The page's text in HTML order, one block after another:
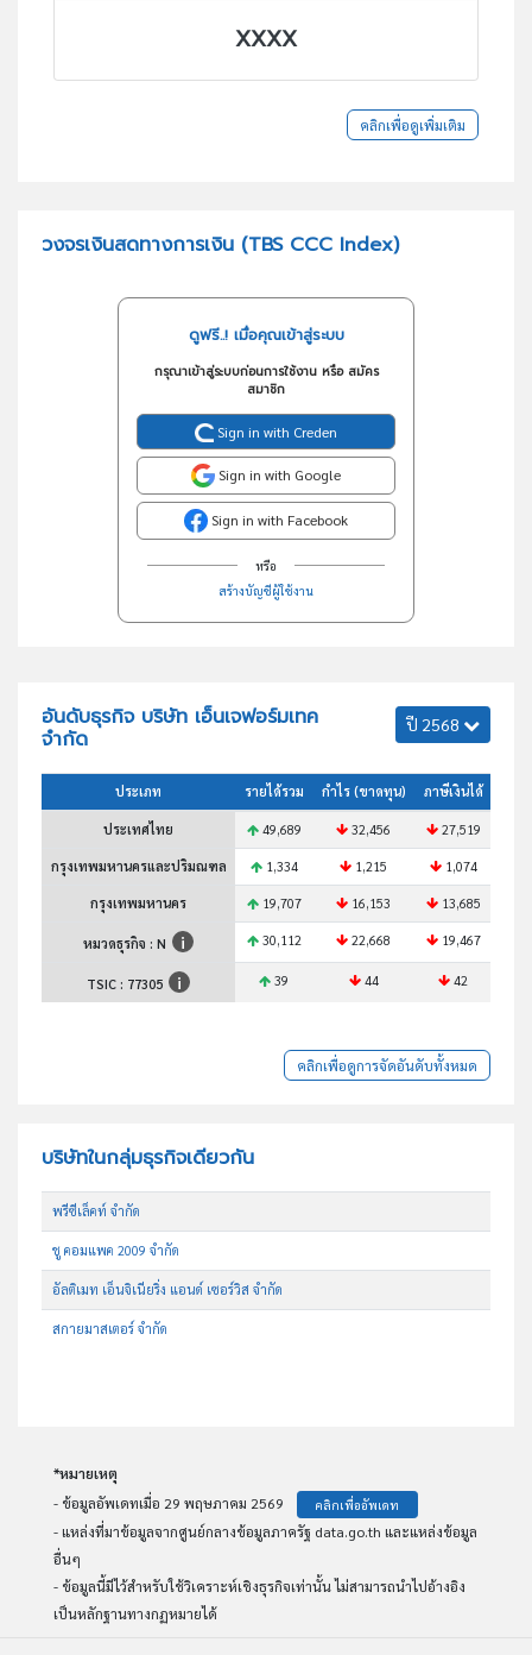
XXXX
คลิกเพื่อดูเพิ่มเติม
วงจรเงินสดทางการเงิน (TBS CCC Index)
ดูฟรี..! เมื่อคุณเข้าสู่ระบบ
กรุณาเข้าสู่ระบบก่อนการใช้งาน หรือ สมัคร
สมาชิก
Sign in with Creden
Sign in with Google
Sign in with Facebook
หรือ
สร้างบัญชีผู้ใช้งาน
อันดับธุรกิจ บริษัท เอ็นเจฟอร์มเทค
จำกัด
ปี 2568
ประเภท รายได้รวม กำไร (ขาดทุน) ภาษีเงินได้
ประเทศไทย 49,689 32,456 27,519
กรุงเทพมหานครและปริมณฑล 1,334 1,215 1,074
กรุงเทพมหานคร 19,707 16,153 13,685
หมวดธุรกิจ : N 30,112 22,668 19,467
TSIC : 77305 39 44 42
คลิกเพื่อดูการจัดอันดับทั้งหมด
บริษัทในกลุ่มธุรกิจเดียวกัน
พรีซีเล็คท์ จำกัด
ชู คอมแพค 2009 จำกัด
อัลติเมท เอ็นจิเนียริ่ง แอนด์ เซอร์วิส จำกัด
สกายมาสเตอร์ จำกัด
*หมายเหตุ
- ข้อมูลอัพเดทเมื่อ 29 พฤษภาคม 2569
คลิกเพื่ออัพเดท
- แหล่งที่มาข้อมูลจากศูนย์กลางข้อมูลภาครัฐ data.go.th และแหล่งข้อมูล
อื่นๆ
- ข้อมูลนี้มีไว้สำหรับใช้วิเคราะห์เชิงธุรกิจเท่านั้น ไม่สามารถนำไปอ้างอิง
เป็นหลักฐานทางกฏหมายได้